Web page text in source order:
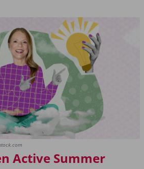
Active Summer